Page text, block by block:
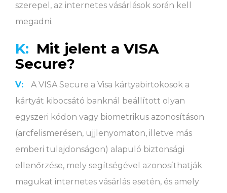
szerepel, az internetes vásárlások során kell
megadni.
K: Mit jelent a VISA
Secure?
V:
A VISA Secure a Visa kártyabirtokosok a
kártyát kibocsátó banknál beállított olyan
egyszeri kódon vagy biometrikus azonosításon
(arcfelismerésen, ujjlenyomaton, illetve más
emberi tulajdonságon) alapuló biztonsági
ellenőrzése, mely segítségével azonosíthatják
magukat internetes vásárlás esetén, és amely